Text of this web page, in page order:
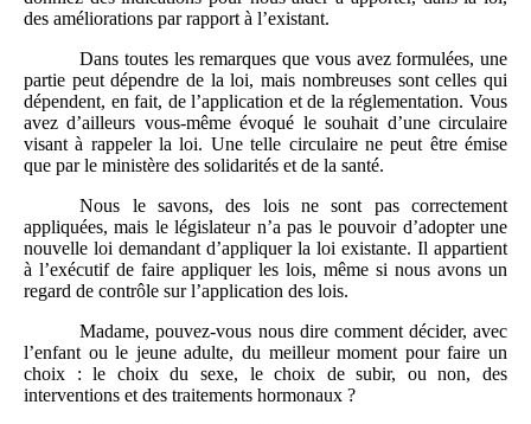
des améliorations par rapport à l’existant.
Dans toutes les remarques que vous avez formulées, une
partie peut dépendre de la loi, mais nombreuses sont celles qui
dépendent, en fait, de l’application et de la réglementation. Vous
avez d’ailleurs vous-même évoqué le souhait d’une circulaire
visant à rappeler la loi. Une telle circulaire ne peut être émise
que par le ministère des solidarités et de la santé.
Nous le savons, des lois ne sont pas correctement
appliquées, mais le législateur n’a pas le pouvoir d’adopter une
nouvelle loi demandant d’appliquer la loi existante. Il appartient
à l’exécutif de faire appliquer les lois, même si nous avons un
regard de contrôle sur l’application des lois.
Madame, pouvez-vous nous dire comment décider, avec
l’enfant ou le jeune adulte, du meilleur moment pour faire un
choix : le choix du sexe, le choix de subir, ou non, des
interventions et des traitements hormonaux ?